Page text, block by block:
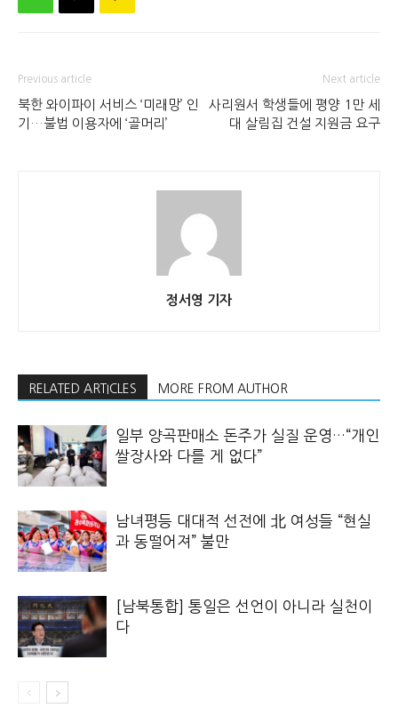
Previous article
북한 와이파이 서비스 ‘미래망’ 인
기…불법 이용자에 ‘골머리’
Next article
사리원서 학생들에 평양 1만 세
대 살림집 건설 지원금 요구
정서영 기자
RELATED ARTICLES MORE FROM AUTHOR
일부 양곡판매소 돈주가 실질 운영…“개인
쌀장사와 다를 게 없다”
남녀평등 대대적 선전에 北 여성들 “현실
과 동떨어져” 불만
[남북통합] 통일은 선언이 아니라 실천이
다